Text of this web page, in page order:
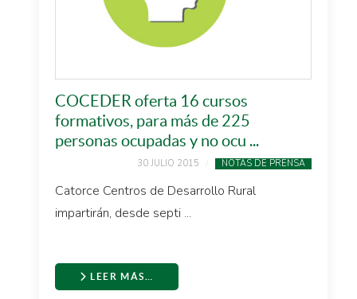
COCEDER oferta 16 cursos
formativos, para más de 225
personas ocupadas y no ocu ...
30 JULIO 2015 NOTAS DE PRENSA
Catorce Centros de Desarrollo Rural
impartirán, desde septi ...
LEER MÁS…